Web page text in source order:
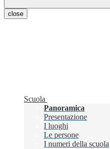
close
Scuola
Panoramica
Presentazione
I luoghi
Le persone
I numeri della scuola